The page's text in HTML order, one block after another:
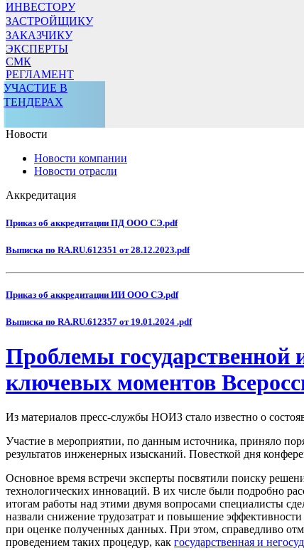
ИНВЕСТОРУ
ЗАСТРОЙЩИКУ
ЗАКАЗЧИКУ
ЭКСПЕРТЫ
СМК
РЕГЛАМЕНТ
УЧАСТИЕ В
ТЕНДЕРАХ
Новости
Новости компании
Новости отрасли
Аккредитация
Приказ об аккредитации ПД ООО СЭ.pdf
Выписка по RA.RU.612351 от 28.12.2023.pdf
Приказ об аккредитации ИИ ООО СЭ.pdf
Выписка по RA.RU.612357 от 19.01.2024 .pdf
Проблемы государственной
ключевых моментов
Из материалов пресс-службы НОИЗ стало известно о
Участие в мероприятии, по данным источника, приняло
результатов инженерных изысканий. Повесткой дня
Основное время встречи эксперты посвятили поиску
технологических инноваций. В их числе были подробно
итогам работы над этими двумя вопросами специалисты
назвали снижение трудозатрат и повышение
при оценке полученных данных. При этом, справедливо
проведением таких процедур, как государственная и